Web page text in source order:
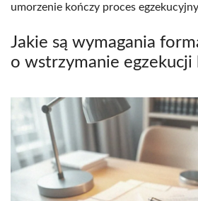
umorzenie kończy proces
Jakie są wymagania
o wstrzymanie egzekucji